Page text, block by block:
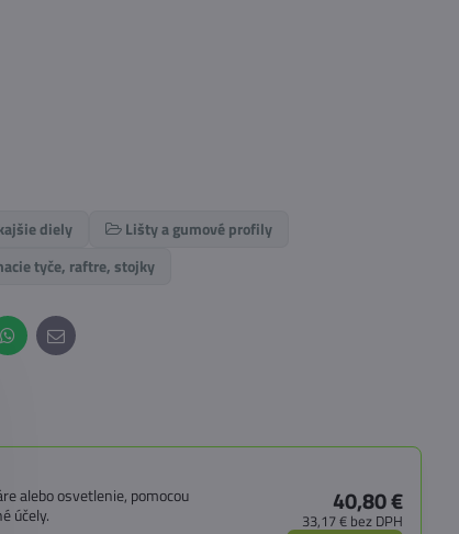
diely
Lišty a gumové profily
tyče, raftre, stojky
WhatsApp
E-
mail
alebo osvetlenie, pomocou
účely.
40,80 €
33,17 € bez DPH